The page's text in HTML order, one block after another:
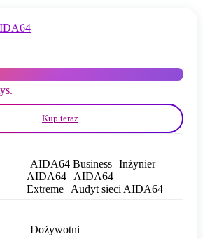
wybrać
Kup teraz
AIDA64 Business Inżynier
AIDA64
AIDA64
Extreme
Audyt sieci AIDA64
Dożywotni